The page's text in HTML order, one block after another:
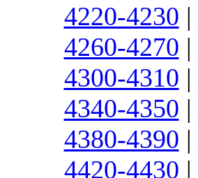
4220-4230 |
4260-4270 |
4300-4310 |
4340-4350 |
4380-4390 |
4420-4430 |